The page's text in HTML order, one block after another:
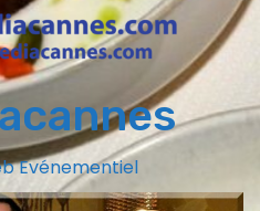
Evénementiel